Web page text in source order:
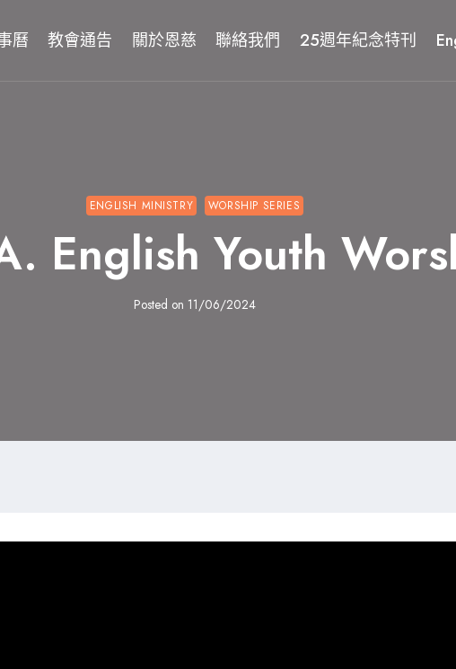
曆 教會通告 關於恩慈 聯絡我們 25週年紀念特刊
ENGLISH MINISTRY WORSHIP SERIES
English Youth
Posted on 11/06/2024